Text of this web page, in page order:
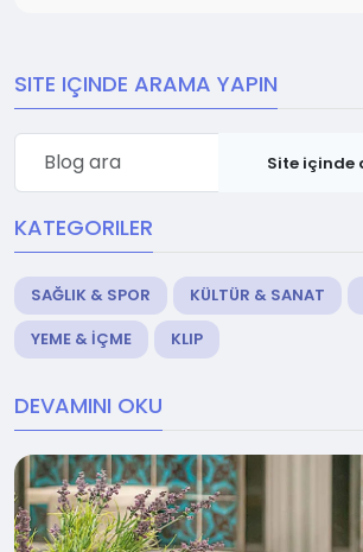
SITE IÇINDE ARAMA YAPIN
Site içinde
KATEGORILER
SAĞLIK & SPOR KÜLTÜR & SANAT
YEME & İÇME
KLIP
DEVAMINI OKU